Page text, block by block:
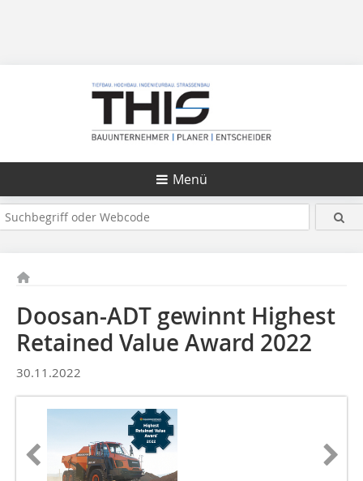
Menü
Doosan-ADT gewinnt Highest
Retained Value Award 2022
30.11.2022